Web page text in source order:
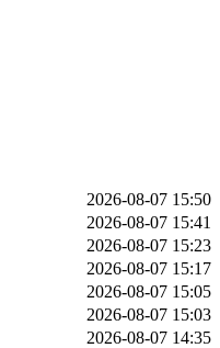
2026-08-07 15:50
2026-08-07 15:41
2026-08-07 15:23
2026-08-07 15:17
2026-08-07 15:05
2026-08-07 15:03
2026-08-07 14:35